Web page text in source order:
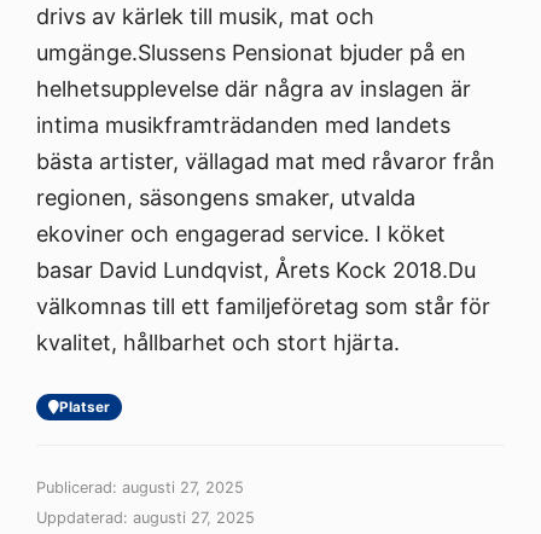
drivs av kärlek till musik, mat och
umgänge.Slussens Pensionat bjuder på en
helhetsupplevelse där några av inslagen är
intima musikframträdanden med landets
bästa artister, vällagad mat med råvaror från
regionen, säsongens smaker, utvalda
ekoviner och engagerad service. I köket
basar David Lundqvist, Årets Kock 2018.Du
välkomnas till ett familjeföretag som står för
kvalitet, hållbarhet och stort hjärta.
Platser
Publicerad: augusti 27, 2025
Uppdaterad: augusti 27, 2025